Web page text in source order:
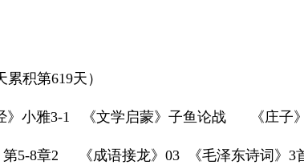
积第619天）
》小雅3-1 《文学启蒙》子鱼论战 《庄
5-8章2 《成语接龙》03 《毛泽东诗词》3